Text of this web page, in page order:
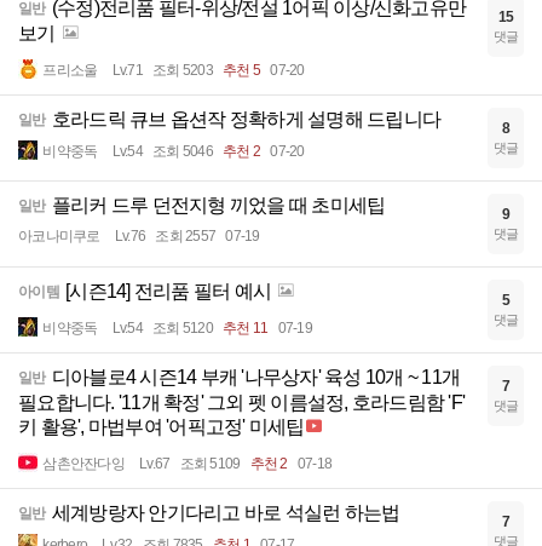
일반 (수정)전리품 필터-위상/전설 1어픽 이상/신화고유만
보기
프리소울 Lv.71 조회 5203 추천 5 07-20
15
댓글
일반 호라드릭 큐브 옵션작 정확하게 설명해 드립니다
비약중독 Lv.54 조회 5046 추천 2 07-20
8
댓글
일반 플리커 드루 던전지형 끼었을 때 초미세팁
아코나미쿠로 Lv.76 조회 2557 07-19
9
댓글
아이템 [시즌14] 전리품 필터 예시
비약중독 Lv.54 조회 5120 추천 11 07-19
5
댓글
일반 디아블로4 시즌14 부캐 '나무상자' 육성 10개 ~ 11개
필요합니다. '11개 확정' 그외 펫 이름설정, 호라드림함 'F'
키 활용', 마법부여 '어픽고정' 미세팁
삼촌안잔다잉 Lv.67 조회 5109 추천 2 07-18
7
댓글
일반 세계방랑자 안기다리고 바로 석실런 하는법 7
댓글